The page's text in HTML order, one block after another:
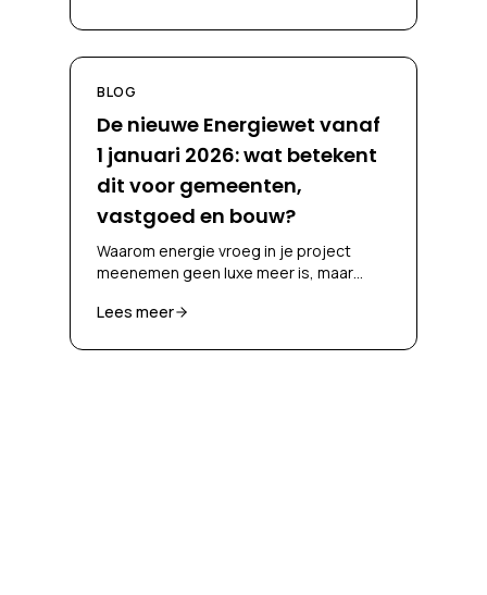
BLOG
De nieuwe Energiewet vanaf
1 januari 2026: wat betekent
dit voor gemeenten,
vastgoed en bouw?
Waarom energie vroeg in je project
meenemen geen luxe meer is, maar
Lees meer